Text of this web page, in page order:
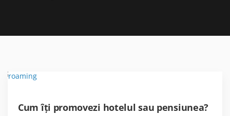
Cum îți promovezi hotelul sau pensiunea?